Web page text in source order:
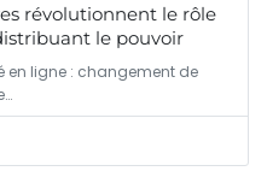
révolutionnent le rôle
le pouvoir
en ligne : changement de